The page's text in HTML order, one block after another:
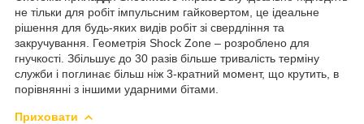
не тільки для робіт імпульсним гайковертом, це ідеальне
рішення для будь-яких видів робіт зі свердління та
закручування. Геометрія Shock Zone – розроблено для
гнучкості. Збільшує до 30 разів більше тривалість терміну
служби і поглинає більш ніж 3-кратний момент, що крутить, в
порівнянні з іншими ударними бітами.
Приховати